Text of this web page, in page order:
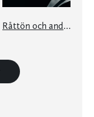
Råttön och andra berättelser